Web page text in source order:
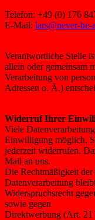
Telefon: +49 (0) 176
E-Mail: lars@never-be-
Verantwortliche Stelle
allein oder gemeinsam
Verarbeitung von
Adressen o. Ä.)
Widerruf Ihrer
Viele
Einwilligung möglich.
jederzeit widerrufen.
Mail an uns.
Die Rechtmäßigkeit
Datenverarbeitung
Widerspruchsrecht
sowie gegen
Direktwerbung (Art.